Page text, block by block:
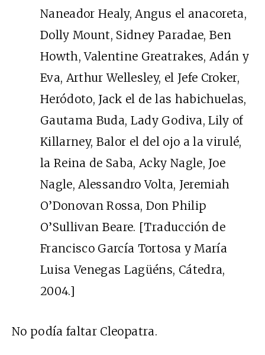
Naneador Healy, Angus el anacoreta,
Dolly Mount, Sidney Paradae, Ben
Howth, Valentine Greatrakes, Adán y
Eva, Arthur Wellesley, el Jefe Croker,
Heródoto, Jack el de las habichuelas,
Gautama Buda, Lady Godiva, Lily of
Killarney, Balor el del ojo a la virulé,
la Reina de Saba, Acky Nagle, Joe
Nagle, Alessandro Volta, Jeremiah
O’Donovan Rossa, Don Philip
O’Sullivan Beare. [Traducción de
Francisco García Tortosa y María
Luisa Venegas Lagüéns, Cátedra,
2004.]
No podía faltar Cleopatra.